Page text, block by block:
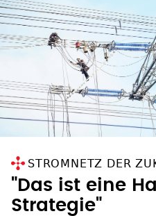
STROMNETZ DER
"Das ist eine
Strategie"